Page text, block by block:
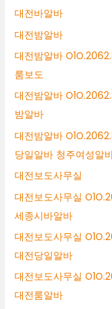
대전바알바
대전밤알바
대전밤알바
룸보도
대전밤알바
밤알바
대전밤알바
당일알바 청주여성알
대전보도사무실
대전보도사무실
세종시바알바
대전보도사무실
대전당일알바
대전보도사무실
대전룸알바